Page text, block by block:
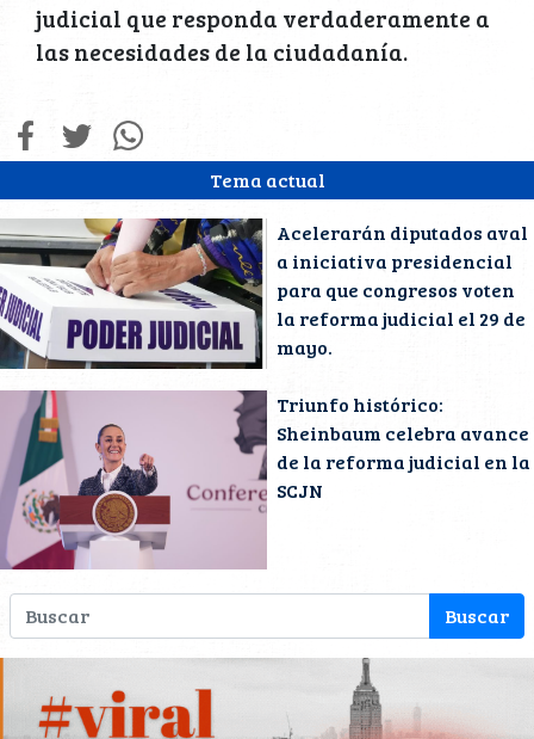
Tema actual
Acelerarán diputados aval
a iniciativa presidencial
para que congresos voten
la reforma judicial el 29 de
mayo.
Triunfo histórico:
Sheinbaum celebra avance
de la reforma judicial en la
SCJN
judicial que responda verdaderamente a
las necesidades de la ciudadanía.